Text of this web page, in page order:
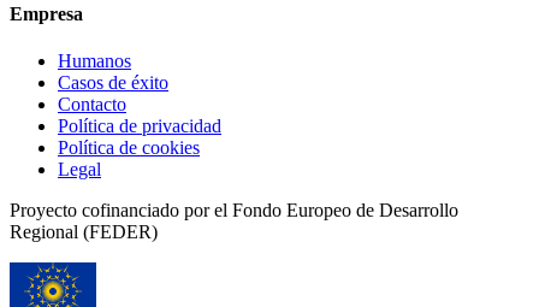
Empresa
Humanos
Casos de éxito
Contacto
Política de privacidad
Política de cookies
Legal
Proyecto cofinanciado por el Fondo Europeo de Desarrollo
Regional (FEDER)